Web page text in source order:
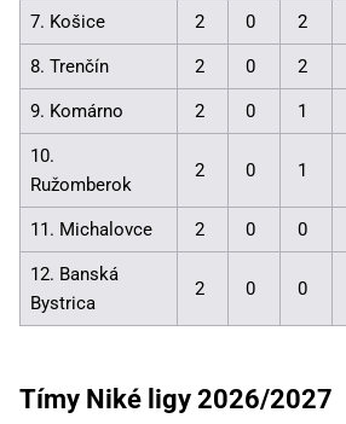
7. Košice 2 0 2
8. Trenčín 2 0 2
9. Komárno 2 0 1
10.
Ružomberok
2 0 1
11. Michalovce 2 0 0
12. Banská
Bystrica
2 0 0
Tímy Niké ligy 2026/2027